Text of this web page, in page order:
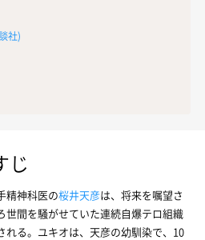
社)
じ
精神科医の桜井天彦は、将来を嘱望さ
世間を騒がせていた連続自爆テロ組織
れる。ユキオは、天彦の幼馴染で、10